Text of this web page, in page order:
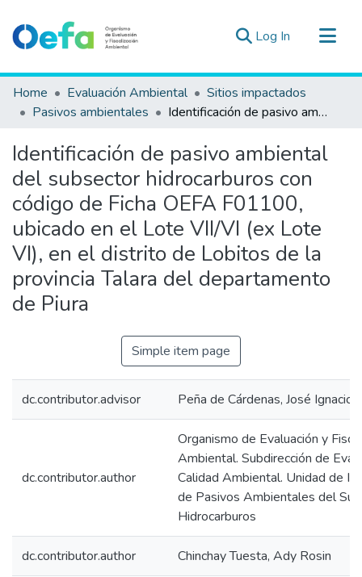
Log In (current)
Communities & Collections
All of DSpace
Estad. Externas
Guias ▾
Home Evaluación Ambiental
Sitios impactados
Pasivos ambientales
Identificación de pasivo ambiental del subsector hidrocarburos con código de Ficha OEFA F01100, ubicado en el Lote VII/VI (ex Lote VI), en el distrito de Lobitos de la provincia Talara del departamento de Piura
Identificación de pasivo ambiental
del subsector hidrocarburos con
código de Ficha OEFA F01100,
ubicado en el Lote VII/VI (ex Lote
VI), en el distrito de Lobitos de la
provincia Talara del departamento
de Piura
Simple item page
dc.contributor.advisor Peña de Cárdenas, José Ignacio
dc.contributor.author
Organismo de Evaluación y
Ambiental. Subdirección de
Calidad Ambiental. Unidad de
de Pasivos Ambientales del
Hidrocarburos
dc.contributor.author Chinchay Tuesta, Ady Rosin